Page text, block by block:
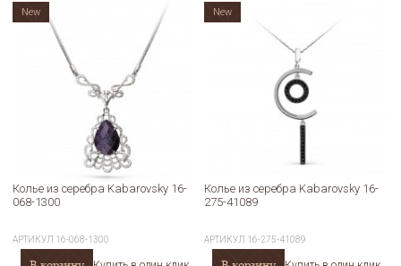
Колье из серебра Kabarovsky 16-
068-1300
АРТИКУЛ 16-068-1300
New
Колье из серебра Kabarovsky 16-
275-41089
АРТИКУЛ 16-275-41089
New